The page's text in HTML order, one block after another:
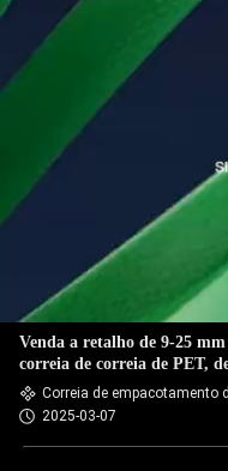
Venda a retalho de 9-25
correia de correia de PET,
PET para correia de
Correia de empacotamento
2025-03-07